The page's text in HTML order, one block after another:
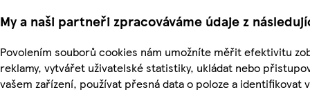
My a naši partneři zpracováváme údaje z
Povolením souborů cookies nám umožníte měřit efektivitu
reklamy, vytvářet uživatelské statistiky, ukládat nebo
vašem zařízení, používat přesná data o poloze a identifikovat